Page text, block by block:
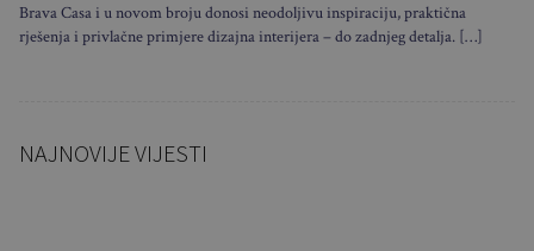
Brava Casa i u novom broju donosi neodoljivu inspiraciju, praktična
rješenja i privlačne primjere dizajna interijera – do zadnjeg detalja. […]
NAJNOVIJE VIJESTI